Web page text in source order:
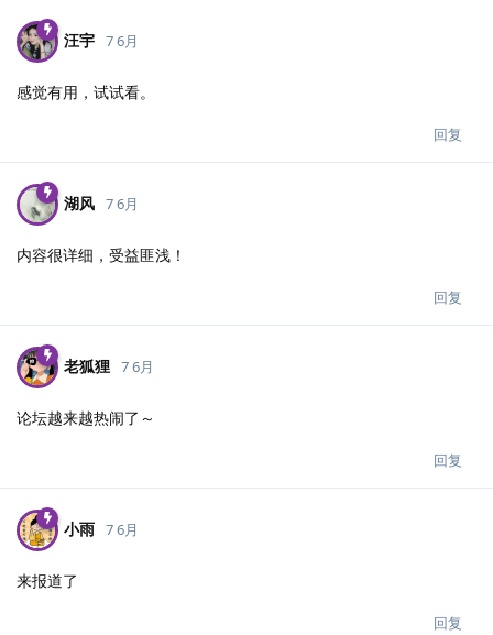
汪宇 7 6月
感觉有用，试试看。
回复
湖风 7 6月
内容很详细，受益匪浅！
回复
老狐狸 7 6月
论坛越来越热闹了～
回复
小雨 7 6月
来报道了
回复